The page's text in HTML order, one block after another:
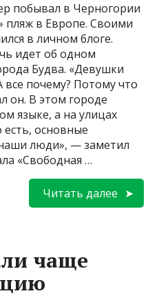
побывал в Черногории
пляж в Европе. Своими
в личном блоге.
идет об одном
Будва. «Девушки
почему? Потому что
он. В этом городе
языке, а на улицах
основные
люди», — заметил
«Свободная …
Читать далее
чаще